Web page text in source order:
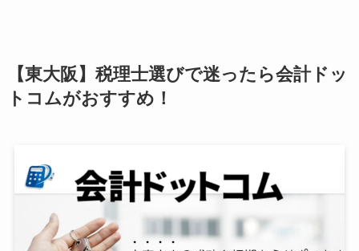
【東大阪】税理士選びで迷ったら会計ドッ
トコムがおすすめ！